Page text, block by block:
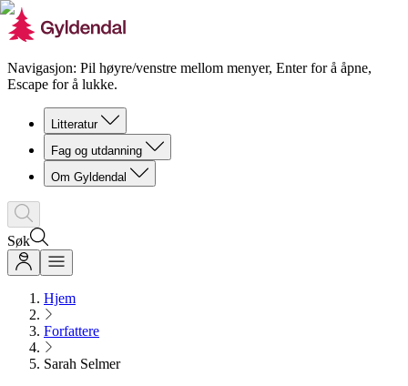
Navigasjon: Pil høyre/venstre mellom menyer, Enter for å åpne,
Escape for å lukke.
Litteratur
Fag og utdanning
Om Gyldendal
Søk
Hjem
Forfattere
Sarah Selmer